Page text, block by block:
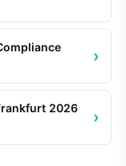
2026